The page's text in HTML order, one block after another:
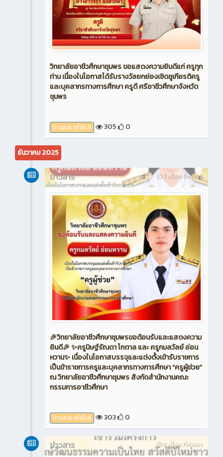
วิทยาลัยอาชีวศึกษาชุมพร ขอแสดงความยินดีแก่ ครูทุก
ท่าน เนื่องในโอกาสได้รับรางวัลยกย่องเชิดชูเกียรติครู
และบุคลากรทางการศึกษา ครูดี ศรีอาชีวศึกษาจังหวัด
ชุมพร
ข่าวสาร (ทั่วไป) 305 0
ธันวาคม 2025
7 เดือน ที่ผ่านมา
ข่าวสาร
🎉วิทยาลัยอาชีวศึกษาชุมพรขอต้อนรับและแสดงความ
ยินดี🎉 ✨ครูนิษฐ์รัณดา โกตาล และ ครูกมลวัลย์ อ่อน
หวาน✨ เนื่องในโอกาสบรรจุและแต่งตั้งเข้ารับราชการ
เป็นข้าราชการครูและบุคลากรทางการศึกษา “ครูผู้ช่วย”
ณ วิทยาลัยอาชีวศึกษาชุมพร สังกัดสำนักงานคณะ
กรรมการอาชีวศึกษา
ข่าวสาร (ทั่วไป) 303 0
8 เดือน ที่ผ่านมา
ข่าวสาร